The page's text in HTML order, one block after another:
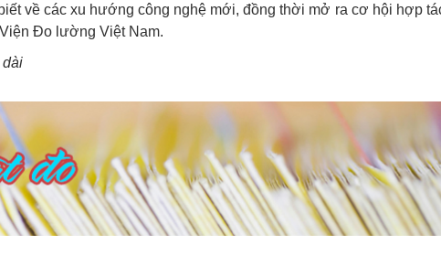
về các xu hướng công nghệ mới, đồng thời mở ra cơ hội hợp
Đo lường Việt Nam.
dài